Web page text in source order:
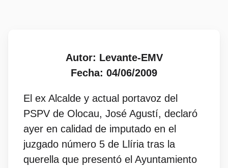
Autor: Levante-EMV
Fecha: 04/06/2009
El ex Alcalde y actual portavoz del
PSPV de Olocau, José Agustí, declaró
ayer en calidad de imputado en el
juzgado número 5 de Llíria tras la
querella que presentó el Ayuntamiento